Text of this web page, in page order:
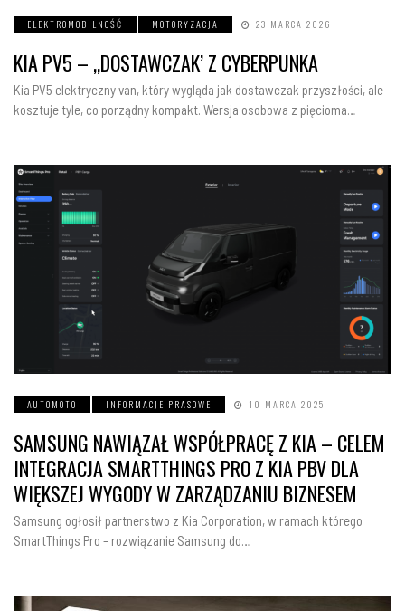
ELEKTROMOBILNOŚĆ MOTORYZACJA 23 MARCA 2026
KIA PV5 – „DOSTAWCZAK’ Z CYBERPUNKA
Kia PV5 elektryczny van, który wygląda jak dostawczak przyszłości, ale
kosztuje tyle, co porządny kompakt. Wersja osobowa z pięcioma…
AUTOMOTO INFORMACJE PRASOWE 10 MARCA 2025
SAMSUNG NAWIĄZAŁ WSPÓŁPRACĘ Z KIA – CELEM
INTEGRACJA SMARTTHINGS PRO Z KIA PBV DLA
WIĘKSZEJ WYGODY W ZARZĄDZANIU BIZNESEM
Samsung ogłosił partnerstwo z Kia Corporation, w ramach którego
SmartThings Pro – rozwiązanie Samsung do…